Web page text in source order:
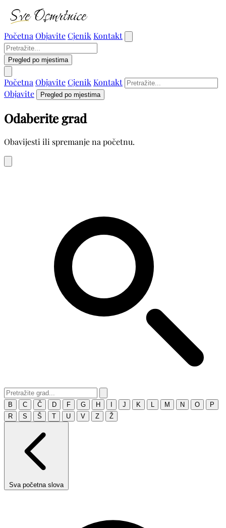
Početna ObjaviteCjenik Kontakt
Pregled po mjestima
Početna ObjaviteCjenik Kontakt
Objavite
Pregled po mjestima
Odaberite grad
Obavijesti ili spremanje na početnu.
B C Č D F G H J K M N O
P
R
S Š T U V Z Ž
Sva početna slova